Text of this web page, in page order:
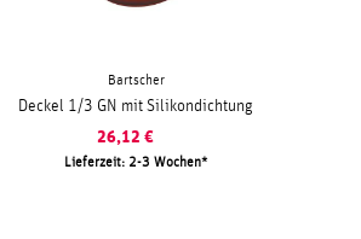
Bartscher
Deckel 1/3 GN mit Silikondichtung
26,12 €
Lieferzeit: 2-3 Wochen